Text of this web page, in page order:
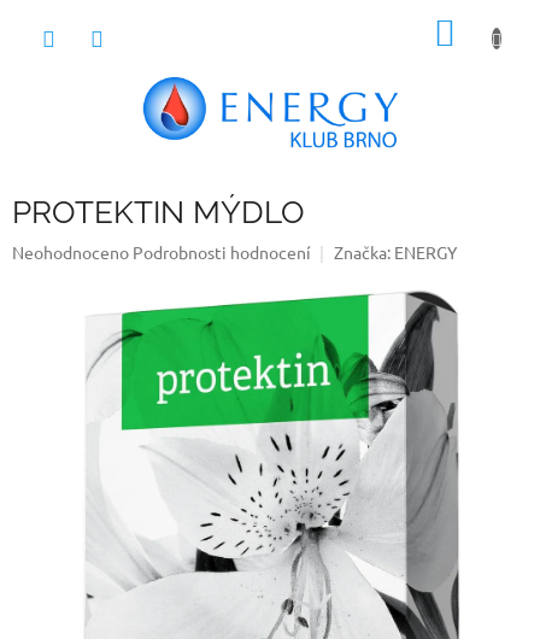
PROTEKTIN MÝDLO
Průměrné
Neohodnoceno Podrobnosti hodnocení Značka: ENERGY